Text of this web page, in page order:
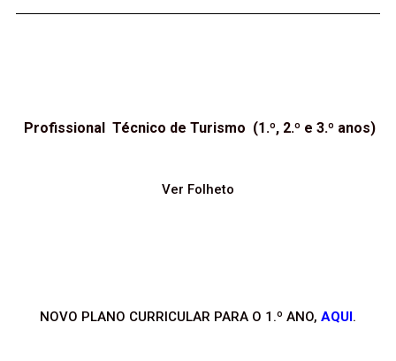
Profissional Técnico de Turismo (1.º, 2.º e 3.º anos)
Ver Folheto
NOVO PLANO CURRICULAR PARA O 1.º ANO, AQUI.